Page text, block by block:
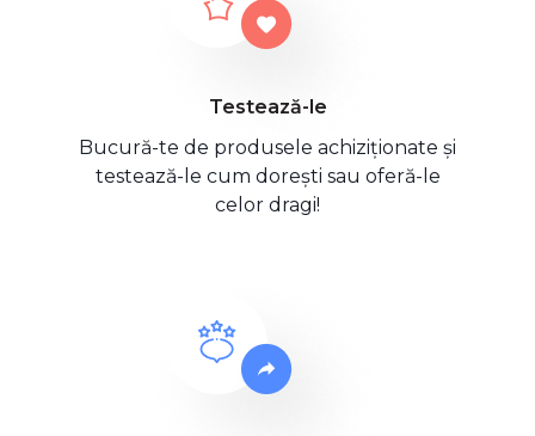
Testează-le
Bucură-te de produsele achiziționate și
testează-le cum dorești sau oferă-le
celor dragi!